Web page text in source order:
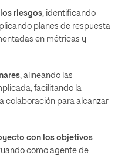
riesgos, identificando
planes de respuesta
en métricas y
, alineando las
facilitando la
colaboración para alcanzar
con los objetivos
como agente de